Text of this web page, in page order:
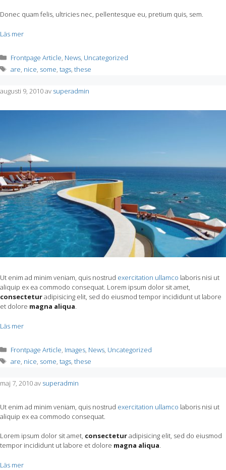
Donec quam felis, ultricies nec, pellentesque eu, pretium quis, sem.
Läs mer
Kategorier
Frontpage Article News, Uncategorized
Etiketter
are nice some tags, these
augusti 9, 2010av superadmin
Ut enim ad minim veniam, quis nostrud exercitation ullamco laboris nisi ut
aliquip ex ea commodo consequat. Lorem ipsum dolor sit amet,
consecteturadipisicing elit, sed do eiusmod tempor incididunt ut labore
et dolore magna aliqua.
Läs mer
Kategorier
Frontpage Article, Images, News, Uncategorized
Etiketter
are, nice, some, tags, these
maj 7, 2010av superadmin
Ut enim ad minim veniam, quis nostrud exercitation ullamco laboris nisi ut
aliquip ex ea commodo consequat.
Lorem ipsum dolor sit amet, consecteturadipisicing elit, sed do eiusmod
tempor incididunt ut labore et dolore magna aliqua.
Läs mer